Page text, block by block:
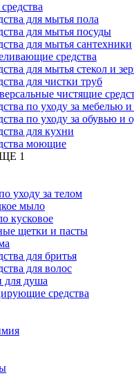
для мытья пола
для мытья посуды
для мытья сантехники
средства
для мытья стекол и
для чистки труб
чистящие
по уходу за мебелью
по уходу за обувью и
для кухни
моющие
1
уходу за телом
мыло
кусковое
щетки и пасты
для бритья
для волос
для душа
средства